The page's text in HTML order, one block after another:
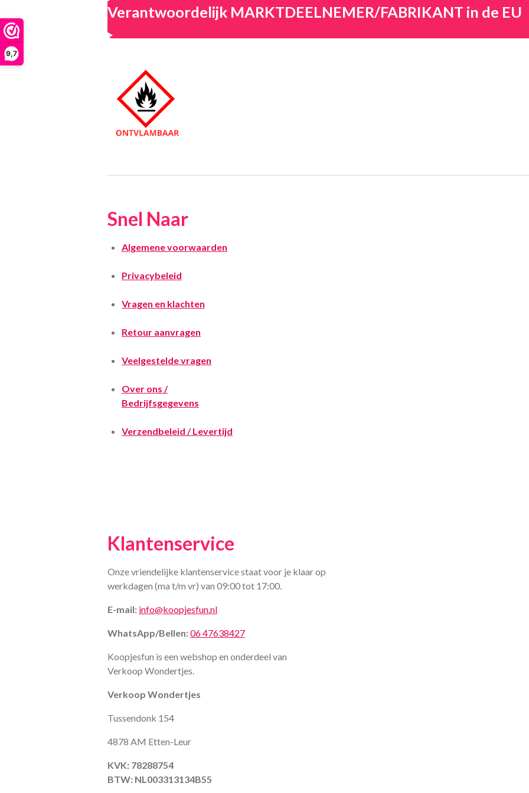
9,7
Verantwoordelijk MARKTDEELNEMER/FABRIKANT in de EU
Snel Naar
Algemene voorwaarden
Privacybeleid
Vragen en klachten
Retour aanvragen
Veelgestelde vragen
Over ons /
Bedrijfsgegevens
Verzendbeleid / Levertijd
Klantenservice
Onze vriendelijke klantenservice staat voor je klaar op
werkdagen (ma t/m vr) van 09:00 tot 17:00.
E-mail: info@koopjesfun.nl
WhatsApp/Bellen:06 47638427
Koopjesfun is een webshop en onderdeel van
Verkoop Wondertjes.
Verkoop Wondertjes
Tussendonk 154
4878 AM Etten-Leur
KVK: 78288754
BTW: NL003313134B55